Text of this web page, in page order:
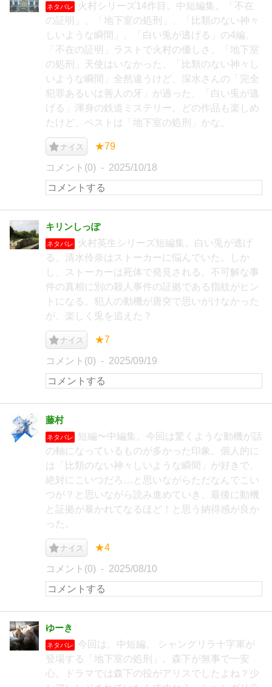
ネタバレ
火村シリーズ14作目。中短編集。「不在
の証明」、「地下室の処刑」、「比類のない神々
しいような瞬間」、「白い兎が逃げる」の4編。
「不在の証明」ラストで火村の優しさ、「地下室
の処刑」天使はいなかった、「比類のない神々し
いような瞬間」全然違うけど、深水さんの「完全
犯罪あるいは善人の牙」が過った、「白い兎が逃
げる」渾身の鉄道ミステリー。どの作品も楽しめ
たけど、ベストは「地下室の処刑」かな。
ナイス ★79
コメント(0) 2025/10/18
キリンしっぽ
ネタバレ
火村英生シリーズ短編集。白い兎が逃げ
る、清水伶奈はストーカーに悩んでいた。しか
し、ストーカーは死体で発見される。不可解な事
件の真相に別の殺人事件の証拠である指紋がヒン
トになる。犯人の動機が唐突で思いがけなかった
が、楽しく兎を追えた？
ナイス ★7
コメント(0) 2025/09/19
藤村
ネタバレ
短編〜中編集。今回は驚くような動機が話
の軸になっているものが多かった印象。個人的に
は「比類のない神々しいような瞬間」が好きで、
絶対にこいつだろ…と思いながらただなんでこい
つが？と思いながら読み進めていき、最後に動機
と証拠が暴かれてなるほど！と思う納得感が良か
った。
ナイス ★4
コメント(0) 2025/08/10
ゆーき
ネタバレ
今回は、中短編。 シャングリラ十字軍が
登場する「地下室の処刑」。森下が無事で一安
心。ドラマでは森下の役がアリスでしたよね？少